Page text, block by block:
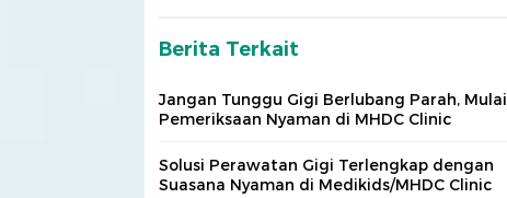
Berita Terkait
Jangan Tunggu Gigi Berlubang Parah, Mulai
Pemeriksaan Nyaman di MHDC Clinic
Solusi Perawatan Gigi Terlengkap dengan
Suasana Nyaman di Medikids/MHDC Clinic